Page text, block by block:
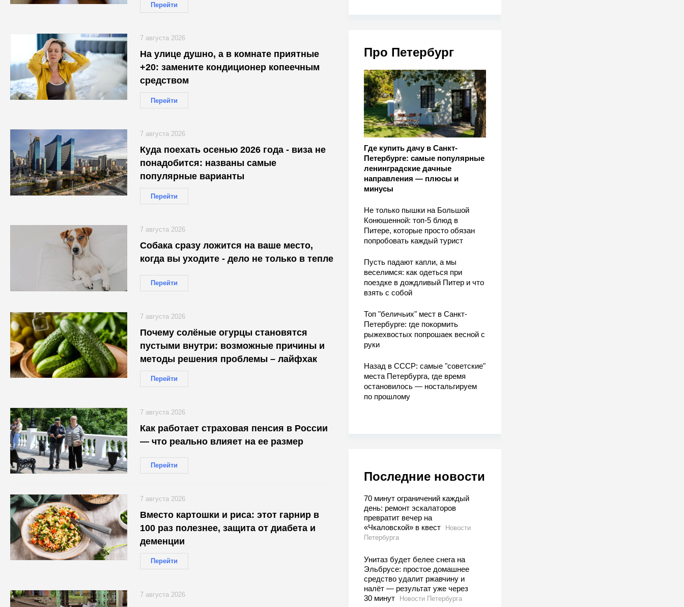
Про Петербург
Где купить дачу в Санкт-
Петербурге: самые популярные
ленинградские дачные
направления — плюсы и
минусы
Не только пышки на Большой
Конюшенной: топ-5 блюд в
Питере, которые просто обязан
попробовать каждый турист
Пусть падают капли, а мы
веселимся: как одеться при
поездке в дождливый Питер и что
взять с собой
Топ "беличьих" мест в Санкт-
Петербурге: где покормить
рыжехвостых попрошаек весной с
руки
Назад в СССР: самые "советские"
места Петербурга, где время
остановилось — ностальгируем
по прошлому
Последние новости
70 минут ограничений каждый
день: ремонт эскалаторов
превратит вечер на
«Чкаловской» в квест
Новости
Петербурга
Унитаз будет белее снега на
Эльбрусе: простое домашнее
средство удалит ржавчину и
налёт — результат уже через
30 минут
Новости Петербурга
Перейти
На улице душно, а в комнате приятные
+20: замените кондиционер копеечным
средством
Перейти
7 августа 2026
Куда поехать осенью 2026 года - виза не
понадобится: названы самые
популярные варианты
Перейти
7 августа 2026
Собака сразу ложится на ваше место,
когда вы уходите - дело не только в тепле
Перейти
7 августа 2026
Почему солёные огурцы становятся
пустыми внутри: возможные причины и
методы решения проблемы – лайфхак
Перейти
7 августа 2026
Как работает страховая пенсия в России
— что реально влияет на ее размер
Перейти
7 августа 2026
Вместо картошки и риса: этот гарнир в
100 раз полезнее, защита от диабета и
деменции
Перейти
7 августа 2026
7 августа 2026